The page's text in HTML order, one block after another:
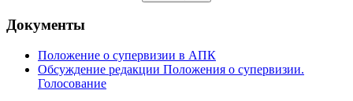
Документы
Положение о супервизии в АПК
Обсуждение редакции Положения о супервизии.
Голосование